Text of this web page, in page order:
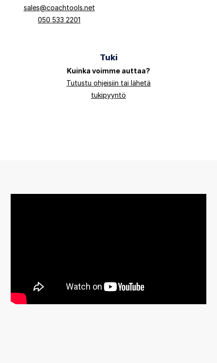
sales@coachtools.net
050 533 2201
Tuki
Kuinka voimme auttaa?
Tutustu ohjeisiin tai lähetä
tukipyyntö